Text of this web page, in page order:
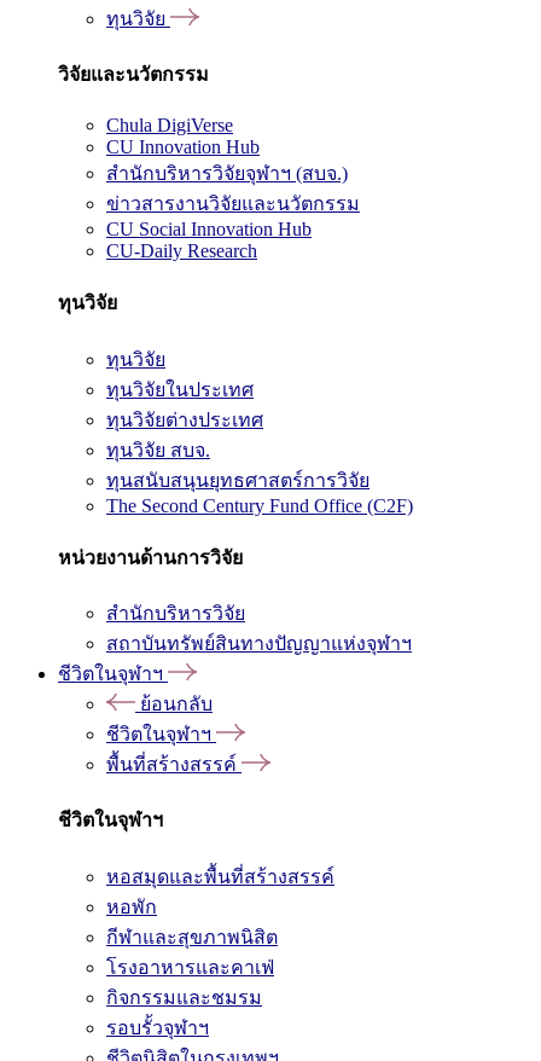
ทุนวิจัย
วิจัยและนวัตกรรม
Chula DigiVerse
CU Innovation Hub
สำนักบริหารวิจัยจุฬาฯ (สบจ.)
ข่าวสารงานวิจัยและนวัตกรรม
CU Social Innovation Hub
CU-Daily Research
ทุนวิจัย
ทุนวิจัย
ทุนวิจัยในประเทศ
ทุนวิจัยต่างประเทศ
ทุนวิจัย สบจ.
ทุนสนับสนุนยุทธศาสตร์การวิจัย
The Second Century Fund Office (C2F)
หน่วยงานด้านการวิจัย
สำนักบริหารวิจัย
สถาบันทรัพย์สินทางปัญญาแห่งจุฬาฯ
ชีวิตในจุฬาฯ
ย้อนกลับ
ชีวิตในจุฬาฯ
พื้นที่สร้างสรรค์
ชีวิตในจุฬาฯ
หอสมุดและพื้นที่สร้างสรรค์
หอพัก
กีฬาและสุขภาพนิสิต
โรงอาหารและคาเฟ่
กิจกรรมและชมรม
รอบรั้วจุฬาฯ